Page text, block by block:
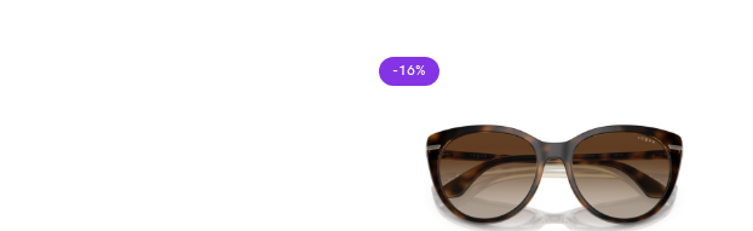
-16%